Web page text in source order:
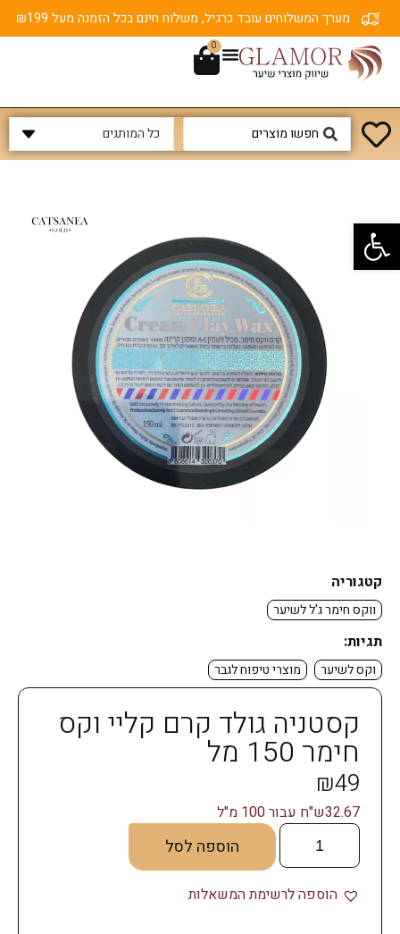
פתח סרגל נגישות
מערך המשלוחים עובד כרגיל, משלוח חינם בכל הזמנה מעל ₪199
0
קסטניה גולד קרם קליי וקס
חימר 150 מל
₪49
32.67ש"ח עבור 100 מ"ל
הוספה לסל
הוספה לרשימת המשאלות
קטגוריה
ווקס חימר ג'ל לשיער
תגיות:
וקס לשיער מוצרי טיפוח לגבר